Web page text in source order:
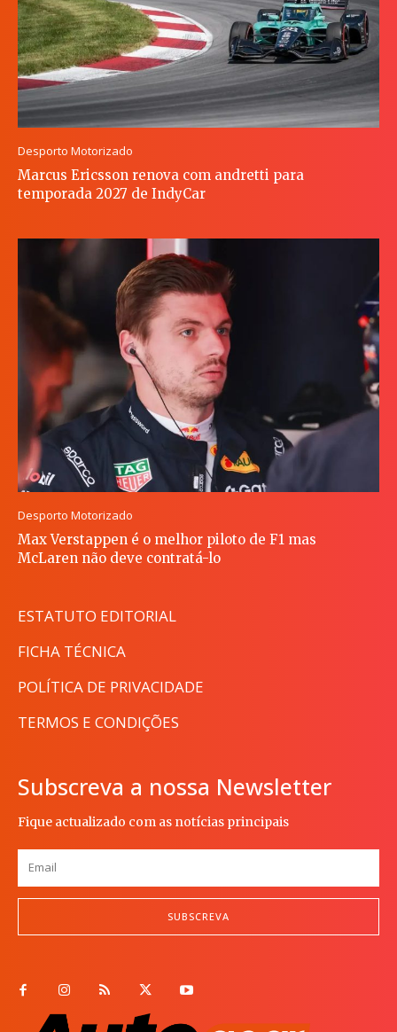
Desporto Motorizado
Marcus Ericsson renova com andretti para
temporada 2027 de IndyCar
Desporto Motorizado
Max Verstappen é o melhor piloto de F1 mas
McLaren não deve contratá-lo
ESTATUTO EDITORIAL
FICHA TÉCNICA
POLÍTICA DE PRIVACIDADE
TERMOS E CONDIÇÕES
Subscreva a nossa Newsletter
Fique actualizado com as notícias principais
SUBSCREVA